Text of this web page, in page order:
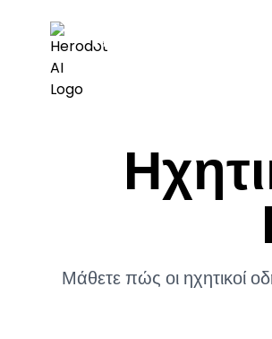
Herodot AI
Μάθετε πώς οι ηχητικοί